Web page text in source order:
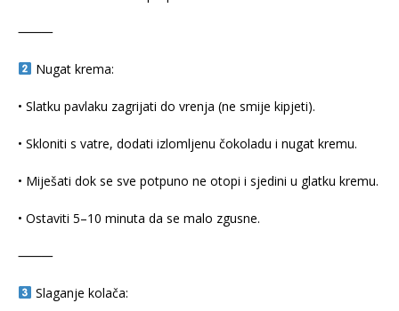
⸻
Nugat krema:
• Slatku pavlaku zagrijati do vrenja (ne smije kipjeti).
• Skloniti s vatre, dodati izlomljenu čokoladu i nugat kremu.
• Miješati dok se sve potpuno ne otopi i sjedini u glatku kremu.
• Ostaviti 5–10 minuta da se malo zgusne.
⸻
Slaganje kolača: